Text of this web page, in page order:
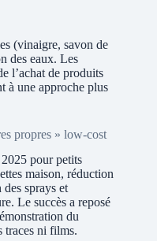
(vinaigre, savon de
des eaux. Les
l’achat de produits
à une approche plus
propres » low-cost
pour petits
maison, réduction
sprays et
Le succès a reposé
du
traces ni films.